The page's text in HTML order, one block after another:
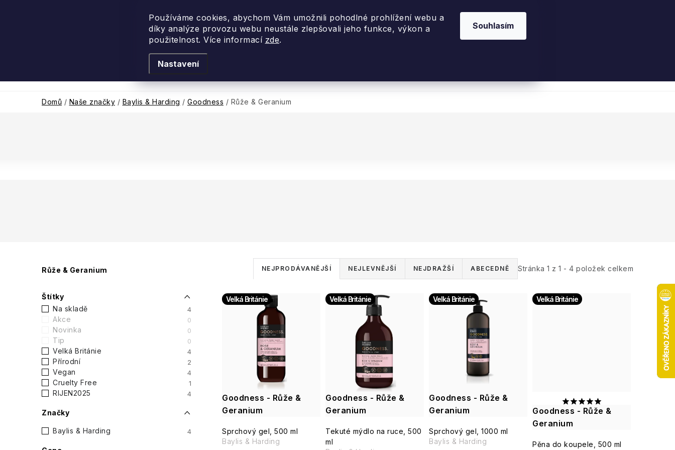
Používáme cookies, abychom Vám umožnili pohodlné prohlížení webu a
díky analýze provozu webu neustále zlepšovali jeho funkce, výkon a
použitelnost. Více informací zde.
Nastavení
Souhlasím
Podle vůně
Domů / Naše značky / Baylis & Harding / Goodness / Růže & Geranium
P
o
s
r
a
n
n
í
Růže & Geranium
Štítky
Na skladě
4
Akce 0
Novinka 0
Tip 0
Velká Británie 4
Přírodní 2
Vegan 4
Cruelty Free 1
RIJEN2025 4
Značky
Baylis & Harding 4
Stránka 1 z 1 - 4 položek celkem
Ř
a
z
e
n
í
p
r
o
NEJPRODÁVANĚJŠÍ NEJLEVNĚJŠÍ NEJDRAŽŠÍ ABECEDNĚ
V
p
r
Goodness - Růže &
Geranium
Velká Británie
Sprchový gel, 500 ml
Baylis & Harding
Goodness - Růže &
Geranium
Velká Británie
Tekuté mýdlo na ruce, 500
ml
Goodness - Růže &
Geranium
Velká Británie
Sprchový gel, 1000 ml
Baylis & Harding
Goodness - Růže &
Geranium
Velká Británie
Pěna do koupele, 500 ml